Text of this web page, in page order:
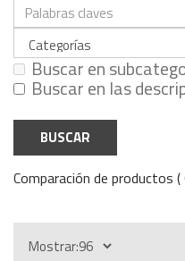
Buscar en
Buscar en las
Comparación de productos (